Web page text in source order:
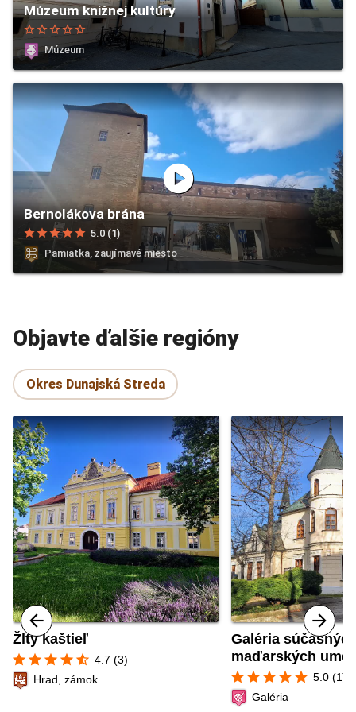
Múzeum knižnej kultúry
star_borderstar_borderstar_borderstar_borderstar_border
Múzeum
play_circle
Bernolákova brána
starstarstarstarstar 5.0 (1)
Pamiatka, zaujímavé miesto
Objavte ďalšie regióny
Okres Dunajská Streda
Žltý kaštieľ
star star star star star_half 4.7 (3)
Hrad, zámok
Galéria
maďarských
star star star star star 5.0 (1)
Galéria